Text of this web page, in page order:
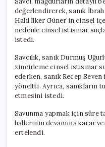
değerlendirerek, sanık
Halil İlker Güner’in cinsel
nedenle cinsel istismar
istedi.
Savcılık, sanık Durmuş
zincirleme cinsel istismar
ederken, sanık Recep
yöneltti. Ayrıca, sanıkların
etmesini istedi.
Savunma yapmak için süre
hallerinin devamına karar
ertelendi.